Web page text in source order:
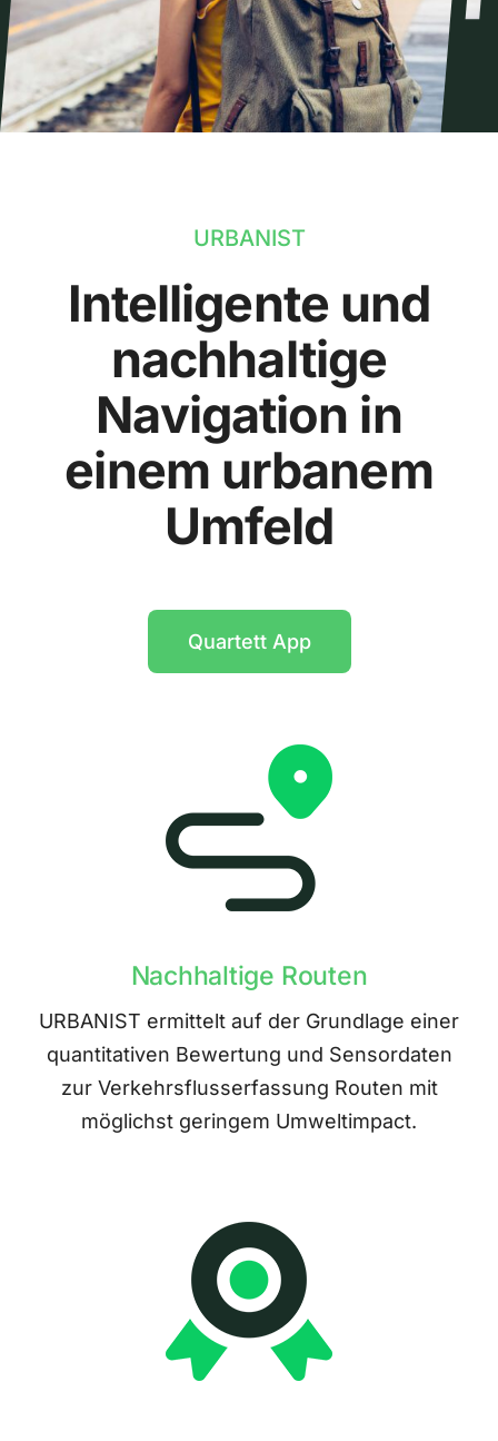
URBANIST
Intelligente und
nachhaltige
Navigation in
einem urbanem
Umfeld
Quartett App
Nachhaltige Routen
URBANIST ermittelt auf der Grundlage einer
quantitativen Bewertung und Sensordaten
zur Verkehrsflusserfassung Routen mit
möglichst geringem Umweltimpact.